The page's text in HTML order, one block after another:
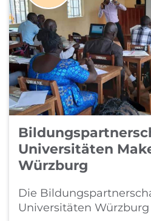
Universitäten
Würzburg
Die
Universitäten Würzburg